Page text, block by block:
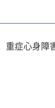
重症心身障